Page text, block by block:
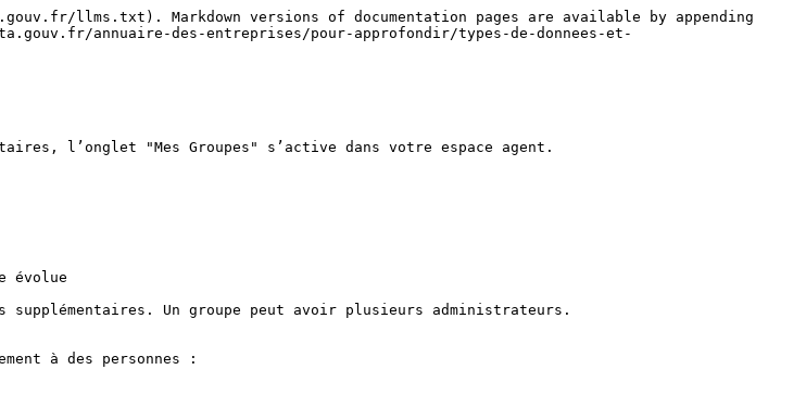
llms.txt). Markdown versions of documentation pages are available by appending
annuaire-des-entreprises/pour-approfondir/types-de-donnees-et-
l’onglet "Mes Groupes" s’active dans votre espace agent.
évolue
supplémentaires. Un groupe peut avoir plusieurs administrateurs.
à des personnes :